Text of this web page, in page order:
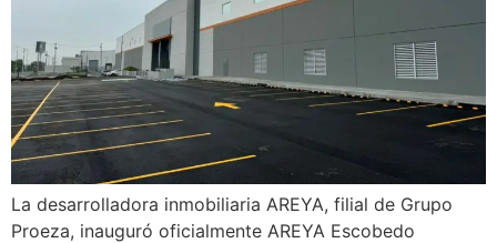
La desarrolladora inmobiliaria AREYA, filial de Grupo
Proeza, inauguró oficialmente AREYA Escobedo